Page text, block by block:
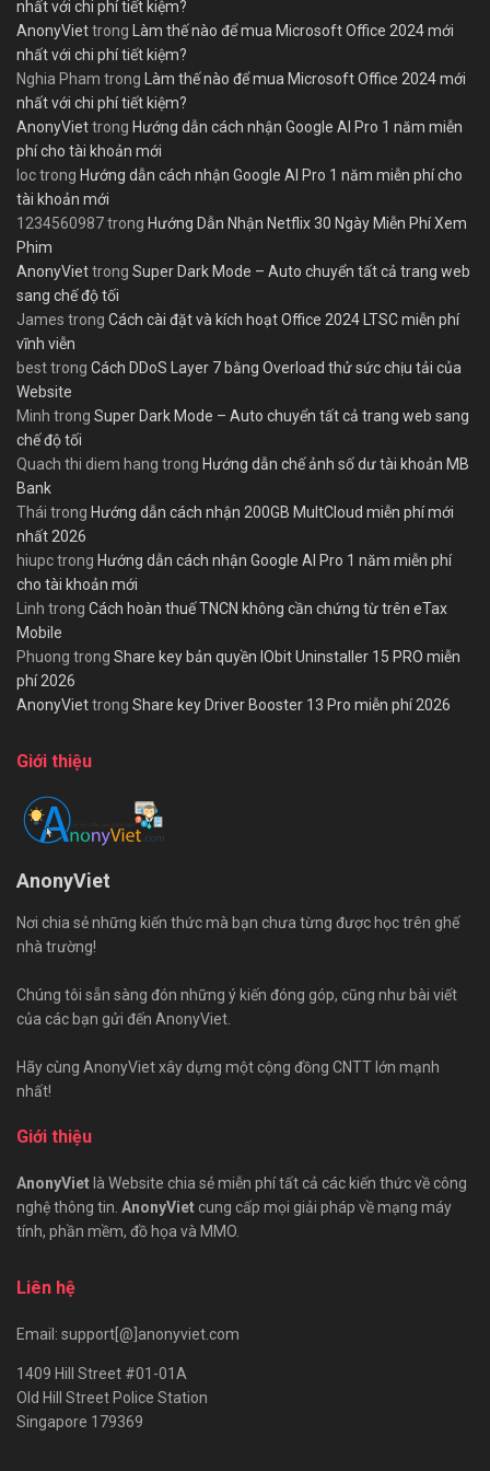
nhất với chi phí tiết kiệm?
AnonyViettrong Làm thế nào để mua Microsoft Office 2024 mới
nhất với chi phí tiết kiệm?
Nghia Pham trong Làm thế nào để mua Microsoft Office 2024 mới
nhất với chi phí tiết kiệm?
AnonyViettrong Hướng dẫn cách nhận Google AI Pro 1 năm miễn
phí cho tài khoản mới
loctrong Hướng dẫn cách nhận Google AI Pro 1 năm miễn phí cho
tài khoản mới
1234560987trong Hướng Dẫn Nhận Netflix 30 Ngày Miễn Phí Xem
Phim
AnonyViettrong Super Dark Mode – Auto chuyển tất cả trang web
sang chế độ tối
James trong Cách cài đặt và kích hoạt Office 2024 LTSC miễn phí
vĩnh viễn
besttrong Cách DDoS Layer 7 bằng Overload thử sức chịu tải của
Website
Minh trong Super Dark Mode – Auto chuyển tất cả trang web sang
chế độ tối
Quach thi diem hang trong Hướng dẫn chế ảnh số dư tài khoản MB
Bank
Thái trong Hướng dẫn cách nhận 200GB MultCloud miễn phí mới
nhất 2026
hiupctrong Hướng dẫn cách nhận Google AI Pro 1 năm miễn phí
cho tài khoản mới
Linh trong Cách hoàn thuế TNCN không cần chứng từ trên eTax
Mobile
Phuong trong Share key bản quyền IObit Uninstaller 15 PRO miễn
phí 2026
AnonyViettrong Share key Driver Booster 13 Pro miễn phí 2026
Giới thiệu
AnonyViet
Nơi chia sẻ những kiến thức mà bạn chưa từng được học trên ghế
nhà trường!
Chúng tôi sẵn sàng đón những ý kiến đóng góp, cũng như bài viết
của các bạn gửi đến AnonyViet.
Hãy cùng AnonyViet xây dựng một cộng đồng CNTT lớn mạnh
nhất!
Giới thiệu
AnonyViet là Website chia sẻ miễn phí tất cả các kiến thức về công
nghệ thông tin. AnonyViet cung cấp mọi giải pháp về mạng máy
tính, phần mềm, đồ họa và MMO.
Liên hệ
Email: support[@]anonyviet.com
1409 Hill Street #01-01A
Old Hill Street Police Station
Singapore 179369